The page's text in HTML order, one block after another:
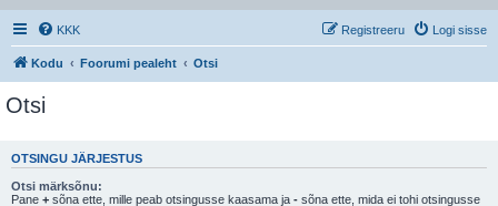
KKK Logi sisse
Registreeru
Kodu Foorumi pealeht Otsi
Otsi
OTSINGU JÄRJESTUS
Otsi märksõnu:
Pane + sõna ette, mille peab otsingusse kaasama ja - sõna ette, mida ei tohi otsingusse